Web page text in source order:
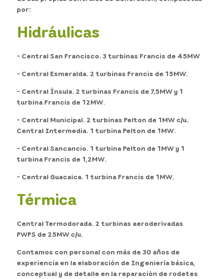
por:
Hidráulicas
- Central San Francisco. 3 turbinas Francis de 45MW
- Central Esmeralda. 2 turbinas Francis de 15MW.
- Central Ínsula. 2 turbinas Francis de 7,5MW y 1
turbina Francis de 12MW.
- Central Municipal. 2 turbinas Pelton de 1MW c/u.
Central Intermedia. 1 turbina Pelton de 1MW.
- Central Sancancio. 1 turbina Pelton de 1MW y 1
turbina Francis de 1,2MW.
- Central Guacaica. 1 turbina Francis de 1MW.
Térmica
Central Termodorada. 2 turbinas aeroderivadas
PWPS de 25MW c/u.
Contamos con personal con más de 30 años de
experiencia en la elaboración de Ingeniería básica,
conceptual y de detalle en la reparación de rodetes